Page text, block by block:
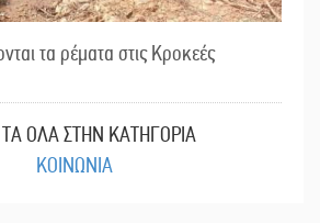
τα ρέματα στις Κροκεές
ΤΑ ΟΛΑ ΣΤΗΝ ΚΑΤΗΓΟΡΙΑ
ΚΟΙΝΩΝΙΑ